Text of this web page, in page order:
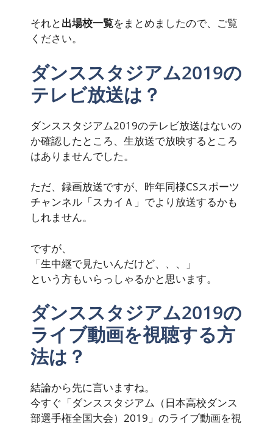
それと出場校一覧をまとめましたので、ご覧
ください。
ダンススタジアム2019の
テレビ放送は？
ダンススタジアム2019のテレビ放送はないの
か確認したところ、生放送で放映するところ
はありませんでした。
ただ、録画放送ですが、昨年同様CSスポーツ
チャンネル「スカイＡ」 でより放送するかも
しれません。
ですが、
「生中継で見たいんだけど、、、」
という方もいらっしゃるかと思います。
ダンススタジアム2019の
ライブ動画を視聴する方
法は？
結論から先に言いますね。
今すぐ「ダンススタジアム（日本高校ダンス
部選手権全国大会）2019」のライブ動画を視